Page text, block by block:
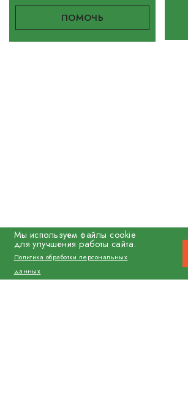
Мы используем файлы cookie
для улучшения работы сайта.
Политика обработки персональных
данных